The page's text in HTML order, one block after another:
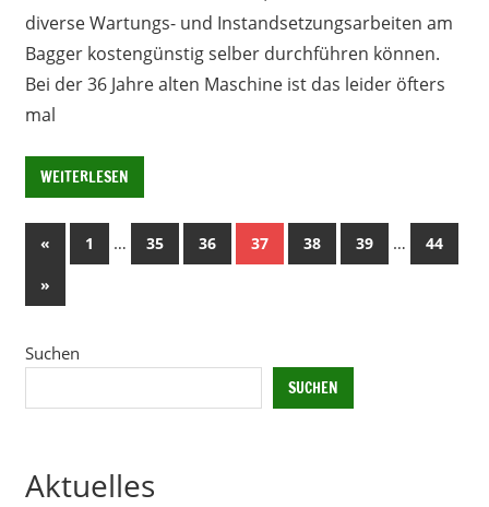
diverse Wartungs- und Instandsetzungsarbeiten am
Bagger kostengünstig selber durchführen können.
Bei der 36 Jahre alten Maschine ist das leider öfters
mal
WEITERLESEN
Seitennummerierung
der
«Vorherige
Beiträge
1 … 35 36 37 38 39 …
44
Nächste
Beiträge
»
Suchen
SUCHEN
Aktuelles